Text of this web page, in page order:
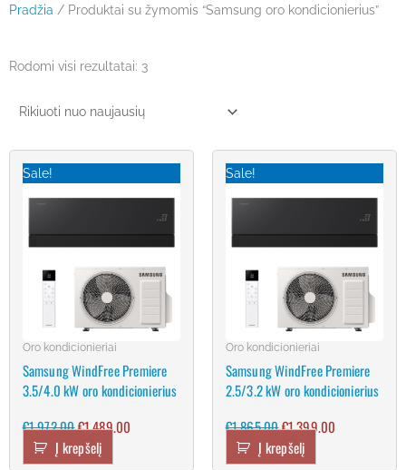
Pradžia / Produktai su žymomis “Samsung oro kondicionierius”
Rodomi visi rezultatai: 3Rūšiuojama
Sale!
Oro kondicionieriai
Samsung WindFree Premiere
3.5/4.0 kW oro kondicionierius
€1,972.00€1,489.00
€1,489.00.
Į krepšelį
Sale!
Oro kondicionieriai
Samsung WindFree Premiere
2.5/3.2 kW oro kondicionierius
€1,865.00€1,399.00
€1,399.00.
Į krepšelį